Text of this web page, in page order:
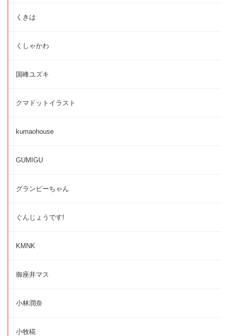
くきは
くしゃかわ
国峰ユズキ
クマドットイラスト
kumaohouse
GUMIGU
グランピーちゃん
ぐんじょうです!
KMNK
御座井マス
小林潤奈
小牧椛